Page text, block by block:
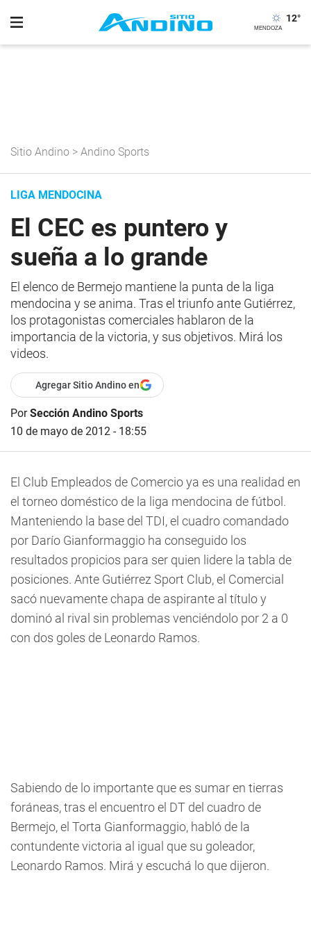
12°
Sitio Andino > Andino Sports
LIGA MENDOCINA
El CEC es puntero y
sueña a lo grande
El elenco de Bermejo mantiene la punta de la liga
mendocina y se anima. Tras el triunfo ante Gutiérrez,
los protagonistas comerciales hablaron de la
importancia de la victoria, y sus objetivos. Mirá los
videos.
Agregar Sitio Andino en
PorSección Andino Sports
10 de mayo de 2012 - 18:55
El Club Empleados de Comercio ya es una realidad en
el torneo doméstico de la liga mendocina de fútbol.
Manteniendo la base del TDI, el cuadro comandado
por Darío Gianformaggio ha conseguido los
resultados propicios para ser quien lidere la tabla de
posiciones. Ante Gutiérrez Sport Club, el Comercial
sacó nuevamente chapa de aspirante al título y
dominó al rival sin problemas venciéndolo por 2 a 0
con dos goles de Leonardo Ramos.
Sabiendo de lo importante que es sumar en tierras
foráneas, tras el encuentro el DT del cuadro de
Bermejo, el Torta Gianformaggio, habló de la
contundente victoria al igual que su goleador,
Leonardo Ramos. Mirá y escuchá lo que dijeron.